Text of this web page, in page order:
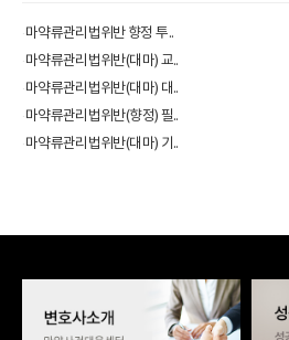
마약류관리법위반 향정 투..
마약류관리법위반(대마) 교..
마약류관리법위반(대마) 대..
마약류관리법위반(향정) 필..
마약류관리법위반(대마) 기..